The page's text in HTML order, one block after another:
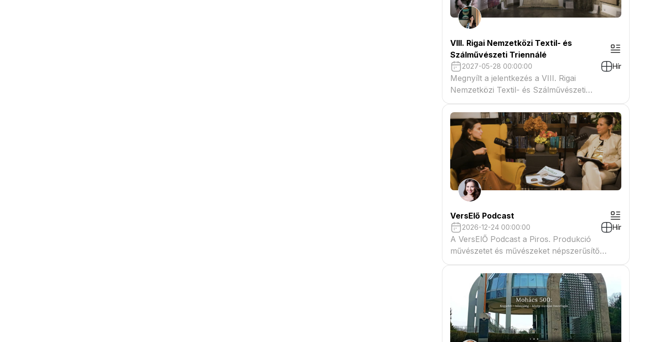
VIII. Rigai Nemzetközi Textil- és
Szálművészeti Triennálé
2027-05-28 00:00:00 Hír
Megnyílt a jelentkezés a VIII. Rigai
Nemzetközi Textil- és Szálművészeti
Triennáléra
VersElő Podcast
2026-12-24 00:00:00 Hír
A VersElŐ Podcast a Piros. Produkció
művészetet és művészeket népszerűsítő
beszélgető műsora